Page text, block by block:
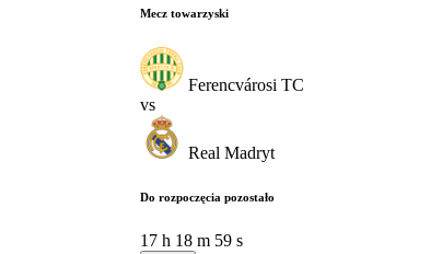
Mecz towarzyski
Ferencvárosi TC
vs
Real Madryt
Do rozpoczęcia pozostało
17 h 18 m 57 s